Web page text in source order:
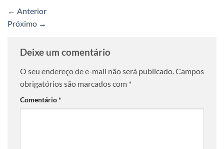
← Anterior
Próximo →
Deixe um comentário
O seu endereço de e-mail não será publicado. Campos
obrigatórios são marcados com *
Comentário*